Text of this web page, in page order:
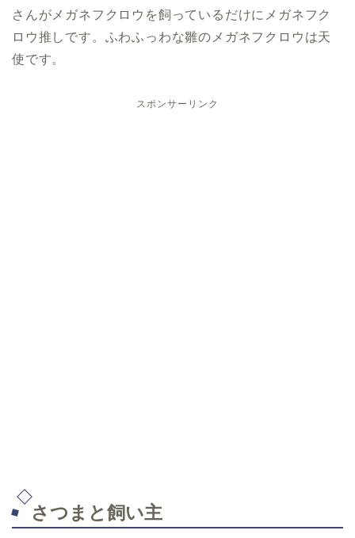
さんがメガネフクロウを飼っているだけにメガネフク
ロウ推しです。ふわふっわな雛のメガネフクロウは天
使です。
スポンサーリンク
さつまと飼い主